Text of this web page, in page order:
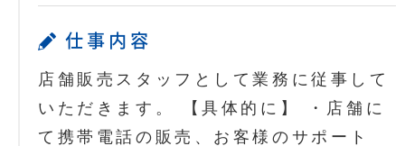
仕事内容
店舗販売スタッフとして業務に従事して
いただきます。 【具体的に】 ・店舗に
て携帯電話の販売、お客様のサポート